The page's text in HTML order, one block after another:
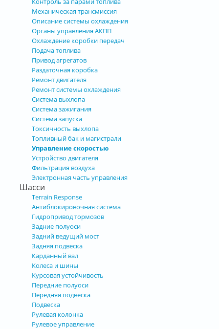
Механическая трансмиссия
Описание системы охлаждения
Органы управления АКПП
Охлаждение коробки передач
Подача топлива
Привод агрегатов
Раздаточная коробка
Ремонт двигателя
Ремонт системы охлаждения
Система выхлопа
Система зажигания
Система запуска
Токсичность выхлопа
Топливный бак и магистрали
Управление скоростью
Устройство двигателя
Фильтрация воздуха
Электронная часть управления
Шасси
Terrain Response
Антиблокировочная система
Гидропривод тормозов
Задние полуоси
Задний ведущий мост
Задняя подвеска
Карданный вал
Колеса и шины
Курсовая устойчивость
Передние полуоси
Передняя подвеска
Подвеска
Рулевая колонка
Рулевое управление